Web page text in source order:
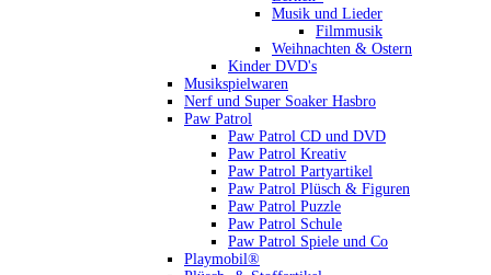
Musik und Lieder
Filmmusik
Weihnachten & Ostern
Kinder DVD's
Musikspielwaren
Nerf und Super Soaker Hasbro
Paw Patrol
Paw Patrol CD und DVD
Paw Patrol Kreativ
Paw Patrol Partyartikel
Paw Patrol Plüsch & Figuren
Paw Patrol Puzzle
Paw Patrol Schule
Paw Patrol Spiele und Co
Playmobil®